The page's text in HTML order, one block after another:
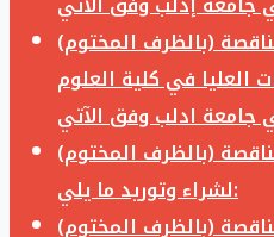
(بالظرف المختوم)
العليا في كلية العلوم
(بالظرف المختوم)
لشراء وتوريد ما يلي:
(بالظرف المختوم)